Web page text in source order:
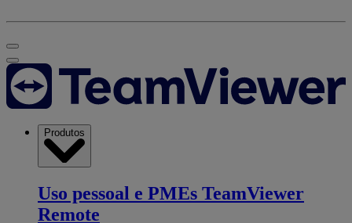
Produtos
Uso pessoal e PMEs TeamViewer
Remote